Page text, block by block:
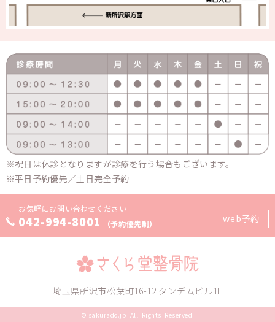
祝日は休診となりますが診療を行う場合もございます。
平日予約優先／土日完全予約
お気軽にお問い合わせください
042-994-8001 （予約優先制） web予約
埼玉県所沢市松葉町16-12 タンデムビル1F
© sakurado.jp All Rights Reserved.